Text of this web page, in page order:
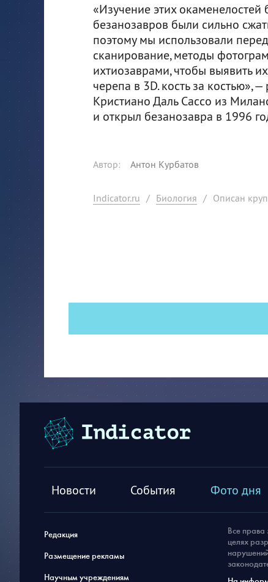
«Изучение этих
безанозавров были сильно
поэтому мы использовали
сканирование, методы
ихтиозаврами, чтобы выявить
черепа в 3D. кость за костью»,
Кристиано Даль Сассо из
и открыл безанозавра в 1996
Автор: Антон Курбатов
Indicator.ru / Биология / Описан
Новости События Фото дня
Редакция
Размещение рекламы
Научным учреждениям
Все
целях